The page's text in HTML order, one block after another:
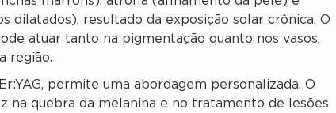
dilatados), resultado da exposição solar crônica. O
atuar tanto na pigmentação quanto nos vasos,
região.
permite uma abordagem personalizada. O
na quebra da melanina e no tratamento de lesões